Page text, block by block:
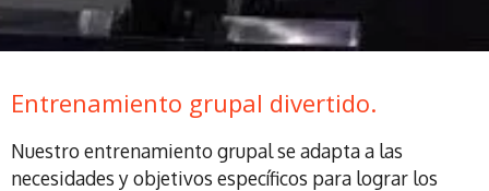
Entrenamiento grupal divertido.
Nuestro entrenamiento grupal se adapta a las
necesidades y objetivos específicos para lograr los